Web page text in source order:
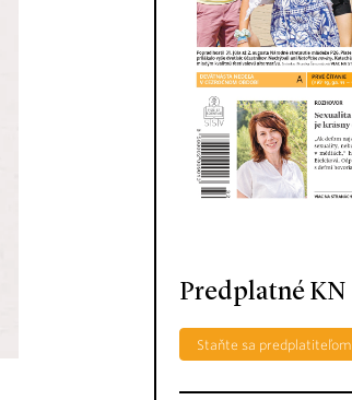
Predplatné KN
Staňte sa predplatiteľom